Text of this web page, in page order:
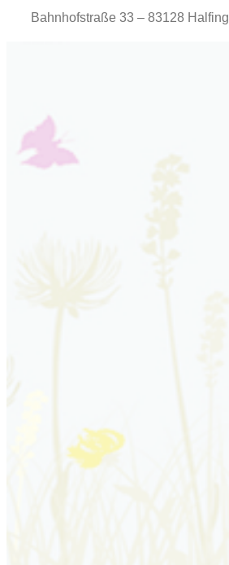
Bahnhofstraße 33 – 83128 Halfing